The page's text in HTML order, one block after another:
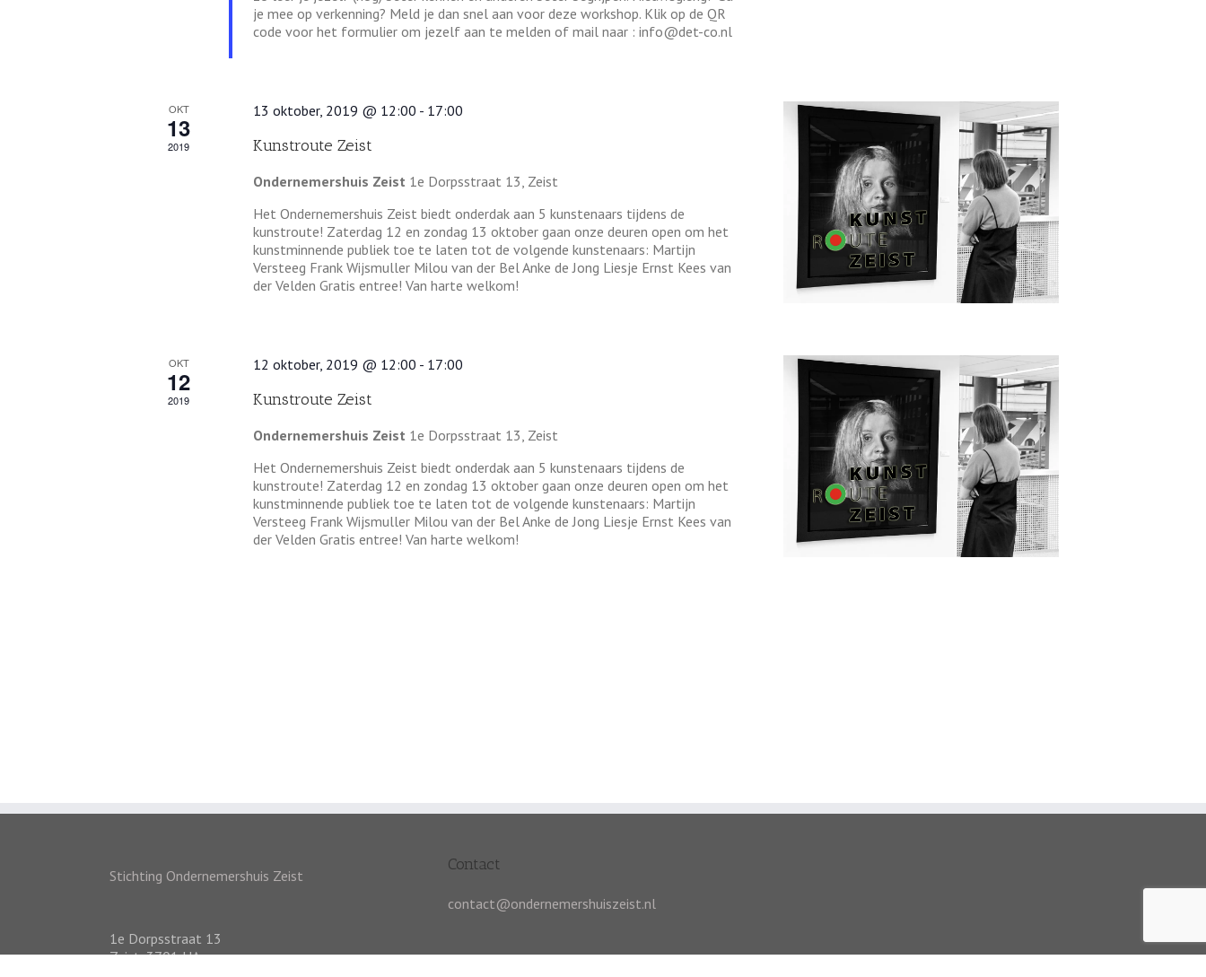
je mee op verkenning? Meld je dan snel aan voor deze workshop. Klik op de QR
code voor het formulier om jezelf aan te melden of mail naar : info@det-co.nl
OKT
13
2019
13 oktober, 2019 @ 12:00 - 17:00
Kunstroute Zeist
Ondernemershuis Zeist 1e Dorpsstraat 13, Zeist
Het Ondernemershuis Zeist biedt onderdak aan 5 kunstenaars tijdens de
kunstroute! Zaterdag 12 en zondag 13 oktober gaan onze deuren open om het
kunstminnende publiek toe te laten tot de volgende kunstenaars: Martijn
Versteeg Frank Wijsmuller Milou van der Bel Anke de Jong Liesje Ernst Kees van
der Velden Gratis entree! Van harte welkom!
OKT
12
2019
12 oktober, 2019 @ 12:00 - 17:00
Kunstroute Zeist
Ondernemershuis Zeist 1e Dorpsstraat 13, Zeist
Het Ondernemershuis Zeist biedt onderdak aan 5 kunstenaars tijdens de
kunstroute! Zaterdag 12 en zondag 13 oktober gaan onze deuren open om het
kunstminnende publiek toe te laten tot de volgende kunstenaars: Martijn
Versteeg Frank Wijsmuller Milou van der Bel Anke de Jong Liesje Ernst Kees van
der Velden Gratis entree! Van harte welkom!
Stichting Ondernemershuis Zeist
1e Dorpsstraat 13
Zeist,3701 HA
Contact
contact@ondernemershuiszeist.nl